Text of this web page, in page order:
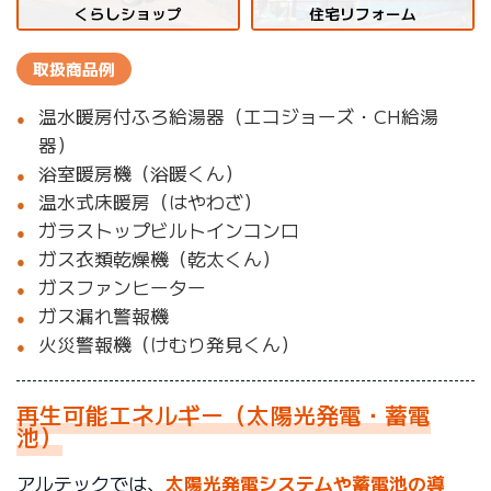
くらしショップ 住宅リフォーム
取扱商品例
温水暖房付ふろ給湯器（エコジョーズ・CH給湯
器）
浴室暖房機（浴暖くん）
温水式床暖房（はやわざ）
ガラストップビルトインコンロ
ガス衣類乾燥機（乾太くん）
ガスファンヒーター
ガス漏れ警報機
火災警報機（けむり発見くん）
再生可能エネルギー（太陽光発電・蓄電
池）
アルテックでは、 太陽光発電システムや蓄電池の導